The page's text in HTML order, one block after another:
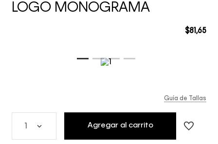
LOGO MONOGRAMA
$81 ,65
Guía de Tallas
Agregar al carrito